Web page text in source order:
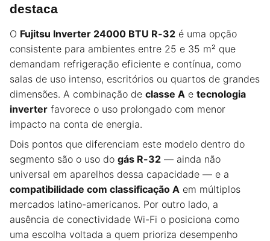
destaca
O Fujitsu Inverter 24000 BTU R-32 é uma opção
consistente para ambientes entre 25 e 35 m² que
demandam refrigeração eficiente e contínua, como
salas de uso intenso, escritórios ou quartos de grandes
dimensões. A combinação de classe A e tecnologia
inverter favorece o uso prolongado com menor
impacto na conta de energia.
Dois pontos que diferenciam este modelo dentro do
segmento são o uso do gás R-32 — ainda não
universal em aparelhos dessa capacidade — e a
compatibilidade com classificação A em múltiplos
mercados latino-americanos. Por outro lado, a
ausência de conectividade Wi-Fi o posiciona como
uma escolha voltada a quem prioriza desempenho